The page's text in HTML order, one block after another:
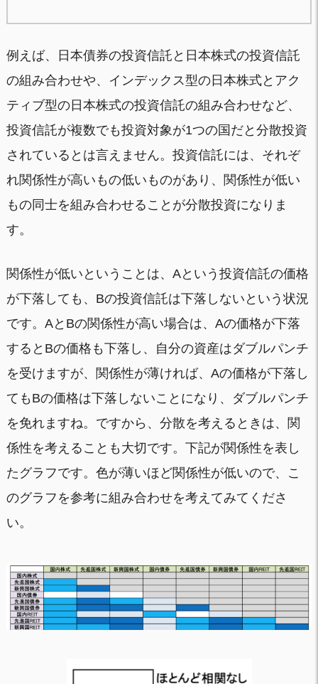
例えば、日本債券の投資信託と日本株式の投資信託
の組み合わせや、インデックス型の日本株式とアク
ティブ型の日本株式の投資信託の組み合わせなど、
投資信託が複数でも投資対象が1つの国だと分散投資
されているとは言えません。投資信託には、それぞ
れ関係性が高いもの低いものがあり、関係性が低い
もの同士を組み合わせることが分散投資になりま
す。
関係性が低いということは、Aという投資信託の価格
が下落しても、Bの投資信託は下落しないという状況
です。AとBの関係性が高い場合は、Aの価格が下落
するとBの価格も下落し、自分の資産はダブルパンチ
を受けますが、関係性が薄ければ、Aの価格が下落し
てもBの価格は下落しないことになり、ダブルパンチ
を免れますね。ですから、分散を考えるときは、関
係性を考えることも大切です。下記が関係性を表し
たグラフです。色が薄いほど関係性が低いので、こ
のグラフを参考に組み合わせを考えてみてくださ
い。